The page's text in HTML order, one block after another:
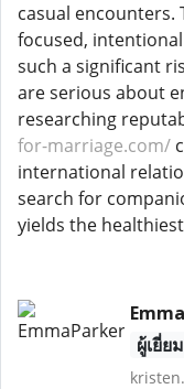
casual encounters.
focused,
such a significant
are serious about
researching
for-marriage.com/
international
search for
yields the
ผู้เยี่ย